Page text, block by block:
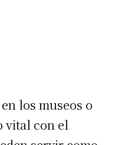
los museos o
vital con el